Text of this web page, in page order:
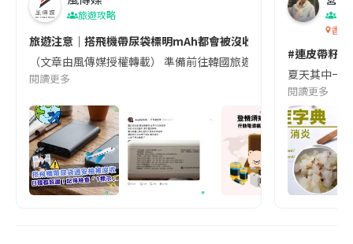
旅遊攻略
旅遊注意｜搭飛機帶尿袋標明mAh都會被沒收😱出發前切記檢查
（文章由風傳媒授權轉載） 準備前往韓國旅遊的民眾，近期要
閱讀更多
香港
#連皮帶籽
夏天其中一
閱讀更多